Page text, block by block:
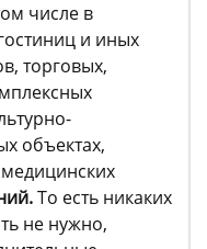
числе в
и иных
торговых,
объектах,
То есть никаких
не нужно,